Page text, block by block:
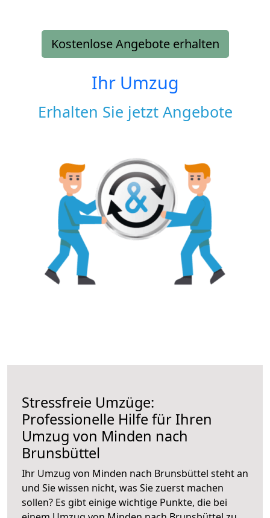
Kostenlose Angebote erhalten
Ihr Umzug
Erhalten Sie jetzt Angebote
Stressfreie Umzüge:
Professionelle Hilfe für Ihren
Umzug von Minden nach
Brunsbüttel
Ihr Umzug von Minden nach Brunsbüttel steht an
und Sie wissen nicht, was Sie zuerst machen
sollen? Es gibt einige wichtige Punkte, die bei